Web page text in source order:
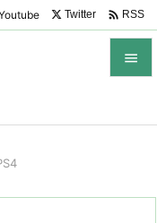

Twitter  RSS